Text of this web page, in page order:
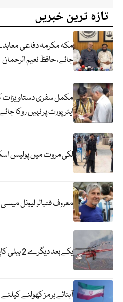
تازہ ترین خبریں
مکہ مکرمہ دفاعی
جائے، حافظ نعیم الرحمان
مکمل سفری
ایئرپورٹ پر نہیں روکا
لکی مروت میں پولیس
معروف فٹبالر لیونل
یکے بعد دیگرے 2 ہیلی کاپٹر گر کر تباہ؛ متعدد ہلاکتیں